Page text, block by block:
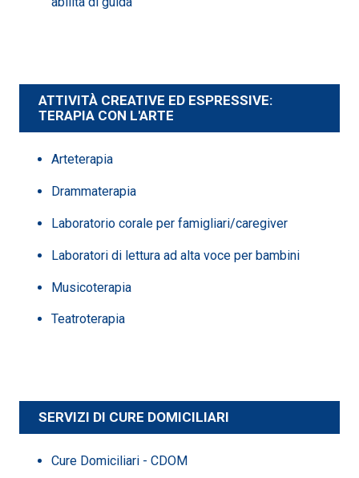
ATTIVITÀ CREATIVE ED ESPRESSIVE:
TERAPIA CON L'ARTE
Arteterapia
Drammaterapia
Laboratorio corale per famigliari/caregiver
Laboratori di lettura ad alta voce per bambini
Musicoterapia
Teatroterapia
SERVIZI DI CURE DOMICILIARI
Cure Domiciliari - CDOM